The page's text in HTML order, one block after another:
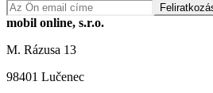
mobil online, s.r.o.
M. Rázusa 13
98401 Lučenec